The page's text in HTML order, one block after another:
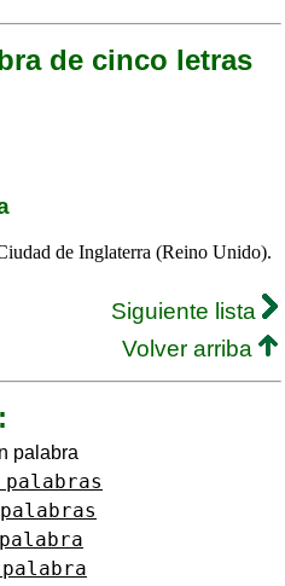
de cinco letras
de Inglaterra (Reino Unido).
Siguiente lista
Volver arriba
palabra
palabras